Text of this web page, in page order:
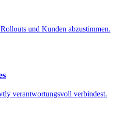
und Kunden abzustimmen.
verantwortungsvoll verbindest.